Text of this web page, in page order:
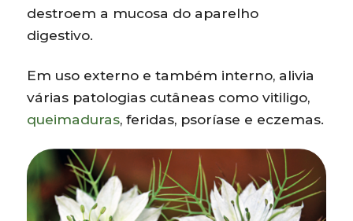
destroem a mucosa do aparelho
digestivo.
Em uso externo e também interno, alivia
várias patologias cutâneas como vitiligo,
queimaduras, feridas, psoríase e eczemas.